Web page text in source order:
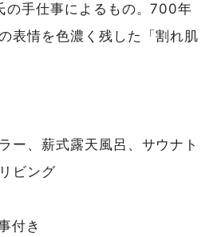
の手仕事によるもの。700年
表情を色濃く残した「割れ肌
ー、薪式露天風呂、サウナト
ビング
付き